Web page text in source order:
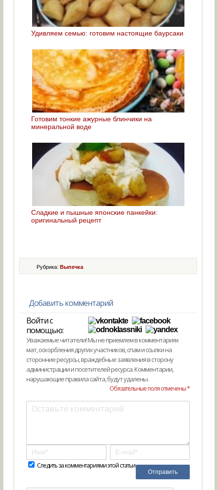
Удивляем семью: готовим настоящие баурсаки
Готовим тонкие ажурные блинчики на
минеральной воде
Сладкие и пышные японские панкейки:
оригинальный рецепт
Рубрика:Выпечка
Добавить комментарий
Войти с
помощью:
Уважаемые читатели! Мы не приемлем в комментариях
мат, оскорбления других участников, спам и ссылки на
сторонние ресурсы, враждебные заявления в сторону
администрации и посетителей ресурса. Комментарии,
нарушающие правила сайта, будут удалены.
Обязательные поля отмечены *
Следить за комментариями этой статьи